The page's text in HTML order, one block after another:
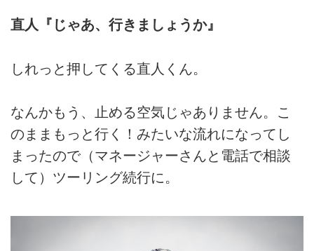
直人『じゃあ、行きましょうか』
しれっと押してくる直人くん。
なんかもう、止める空気じゃありません。こ
のままもっと行く！みたいな流れになってし
まったので（マネージャーさんと電話で相談
して）ツーリング続行に。